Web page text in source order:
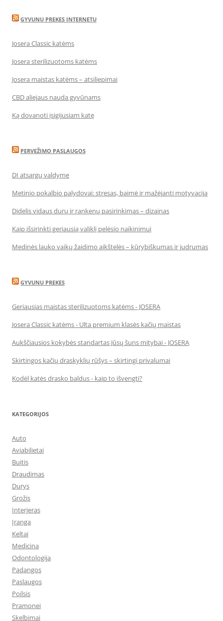
GYVUNU PREKES INTERNETU
Josera Classic katėms
Josera sterilizuotoms katėms
Josera maistas katėms – atsiliepimai
CBD aliejaus nauda gyvūnams
Ką dovanoti įsigijusiam katę
PERVEŽIMO PASLAUGOS
DI atsargų valdyme
Metinio pokalbio palydovai: stresas, baimė ir mažėjanti motyvacija
Didelis vidaus durų ir rankenų pasirinkimas – dizainas
Kaip išsirinkti geriausią valiklį pelėsio naikinimui
Medinės lauko vaikų žaidimo aikštelės – kūrybiškumas ir judrumas
GYVUNU PREKES
Geriausias maistas sterilizuotoms katėms - JOSERA
Josera Classic katėms - Ulta premium klasės kačių maistas
Aukščiausios kokybės standartas Jūsų šuns mitybai - JOSERA
Skirtingos kačių draskyklių rūšys – skirtingi privalumai
Kodėl katės drasko baldus - kaip to išvengti?
KATEGORIJOS
Auto
Aviabilietai
Buitis
Draudimas
Durys
Grožis
Interjeras
Įranga
Keltai
Medicina
Odontologija
Padangos
Paslaugos
Poilsis
Pramonei
Skelbimai